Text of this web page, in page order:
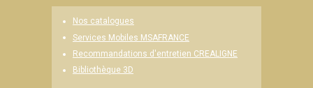
Nos catalogues
Services Mobiles MSAFRANCE
Recommandations d'entretien CREALIGNE
Bibliothèque 3D